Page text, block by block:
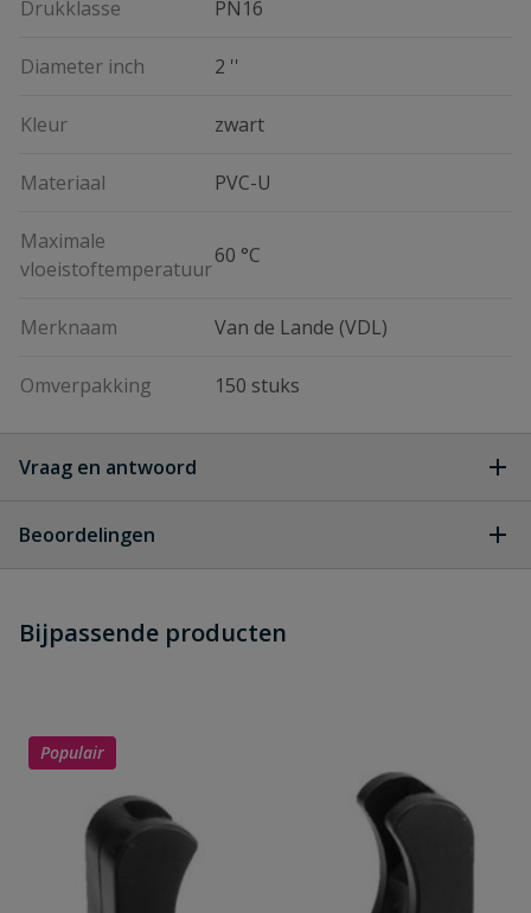
Drukklasse PN16
Diameter inch 2 ''
Kleur zwart
Materiaal PVC-U
Maximale
vloeistoftemperatuur
60 °C
Merknaam Van de Lande (VDL)
Omverpakking 150 stuks
Vraag en antwoord
dit product?
Beoordelingen
Schrijf zelf een beoordeling
Uw waardering:
Bijpassende producten
Populair